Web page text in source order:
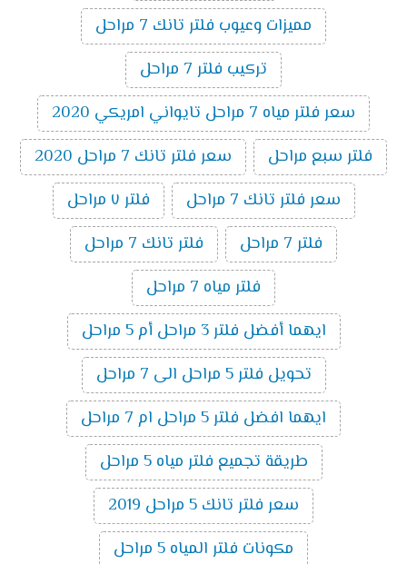
مميزات وعيوب فلتر تانك 7 مراحل
تركيب فلتر 7 مراحل
سعر فلتر مياه 7 مراحل تايواني امريكي 2020
فلتر سبع مراحل
سعر فلتر تانك 7 مراحل 2020
سعر فلتر تانك 7 مراحل
فلتر ٧ مراحل
فلتر 7 مراحل
فلتر تانك 7 مراحل
فلتر مياه 7 مراحل
ايهما أفضل فلتر 3 مراحل أم 5 مراحل
تحويل فلتر 5 مراحل الى 7 مراحل
ايهما افضل فلتر 5 مراحل ام 7 مراحل
طريقة تجميع فلتر مياه 5 مراحل
سعر فلتر تانك 5 مراحل 2019
مكونات فلتر المياه 5 مراحل